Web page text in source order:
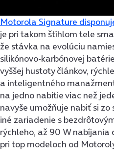
Motorola Signature
je pri takom štíhlom tele
že stávka na evolúciu
silikónovo-karbónovej
vyššej hustoty článkov,
a inteligentného
na jedno nabitie viac než
navyše umožňuje nabiť si
iné zariadenie s
rýchleho, až 90 W nabíjania
pri top modeloch od